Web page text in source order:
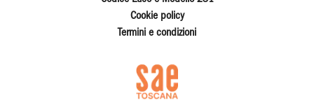
Cookie policy
Termini e condizioni